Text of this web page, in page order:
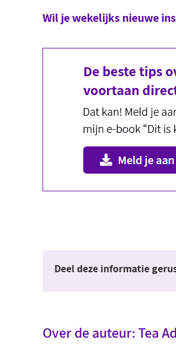
Wil je wekelijks nieuwe
Deel deze informatie
Over de auteur:Tea